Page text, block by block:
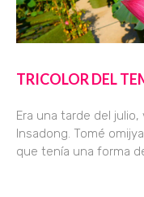
TRICOLOR DEL
Era una tarde del
Insadong. Tomé
que tenía una forma